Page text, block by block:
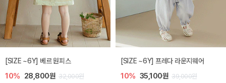
[SIZE ~6Y] 베르 원피스
10% 28,800원 32,000원
[SIZE ~6Y] 프레다 라운지웨어
10% 35,100원 39,000원